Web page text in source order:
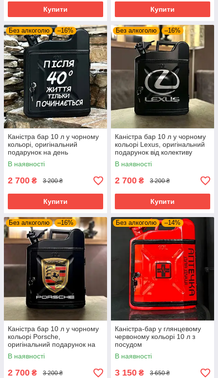
Купити Купити
Без алкоголю –16%
Каністра бар 10 л у чорному
кольорі, оригінальний
подарунок на день
народження
В наявності
2 700 ₴ 3 200 ₴
Купити
Без алкоголю –16%
Каністра бар 10 л у чорному
кольорі Lexus, оригінальний
подарунок від колективу
В наявності
2 700 ₴ 3 200 ₴
Купити
Без алкоголю –16%
Каністра бар 10 л у чорному
кольорі Porsche,
оригінальний подарунок на
день народження
В наявності
2 700 ₴ 3 200 ₴
Без алкоголю –14%
Каністра-бар у глянцевому
червоному кольорі 10 л з
посудом
В наявності
3 150 ₴ 3 650 ₴